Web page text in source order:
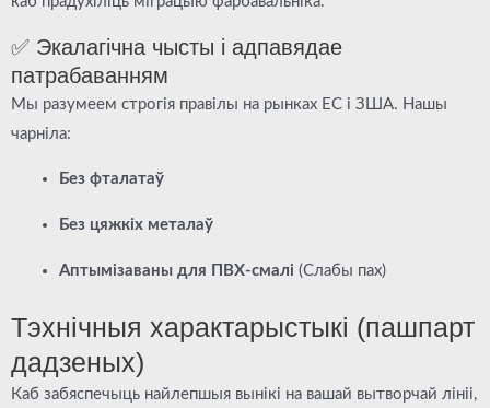
✅ Экалагічна чысты і адпавядае
патрабаванням
Мы разумеем строгія правілы на рынках ЕС і ЗША. Нашы
чарніла:
Без фталатаў
Без цяжкіх металаў
Аптымізаваны для ПВХ-смалі (Слабы пах)
Тэхнічныя характарыстыкі (пашпарт
дадзеных)
Каб забяспечыць найлепшыя вынікі на вашай вытворчай лініі,